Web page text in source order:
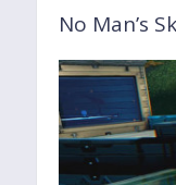
No Man’s